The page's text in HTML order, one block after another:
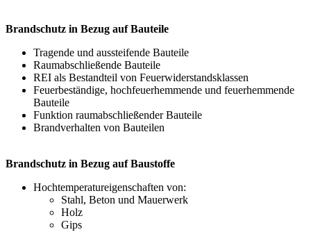
Brandschutz in Bezug auf Bauteile
Tragende und aussteifende Bauteile
Raumabschließende Bauteile
REI als Bestandteil von Feuerwiderstandsklassen
Feuerbeständige, hochfeuerhemmende und feuerhemmende
Bauteile
Funktion raumabschließender Bauteile
Brandverhalten von Bauteilen
Brandschutz in Bezug auf Baustoffe
Hochtemperatureigenschaften von:
Stahl, Beton und Mauerwerk
Holz
Gips